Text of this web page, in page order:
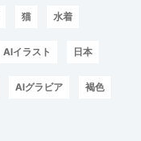
猫 水着
AIイラスト 日本
AIグラビア 褐色